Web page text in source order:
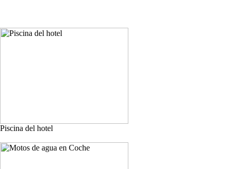
Piscina del hotel